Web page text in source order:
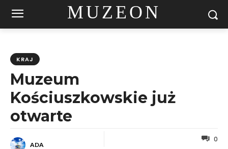
MUZEON
KRAJ
Muzeum
Kościuszkowskie już
otwarte
ADA
0